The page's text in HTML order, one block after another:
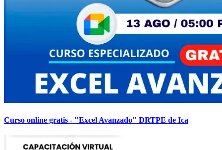
Curso online gratis - "Excel Avanzado" DRTPE de Ica